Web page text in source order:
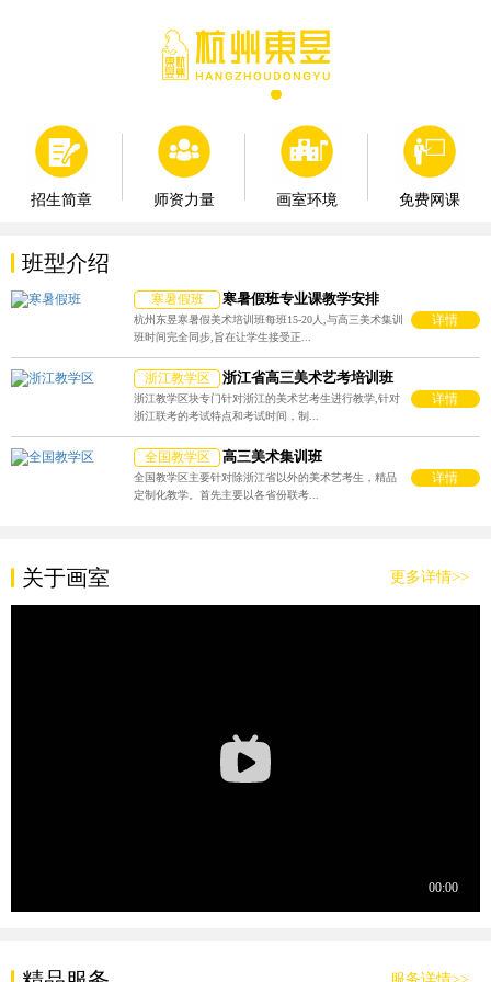
招生简章 师资力量 画室环境 免费网课
班型介绍
寒暑假班 寒暑假班专业课教学安排
杭州东昱寒暑假美术培训班每班15-20人,与高三美术集训
班时间完全同步,旨在让学生接受正...
详情
浙江教学区 浙江省高三美术艺考培训班
浙江教学区块专门针对浙江的美术艺考生进行教学,针对
浙江联考的考试特点和考试时间，制...
详情
全国教学区 高三美术集训班
全国教学区主要针对除浙江省以外的美术艺考生，精品
定制化教学。首先主要以各省份联考...
详情
关于画室 更多详情>>